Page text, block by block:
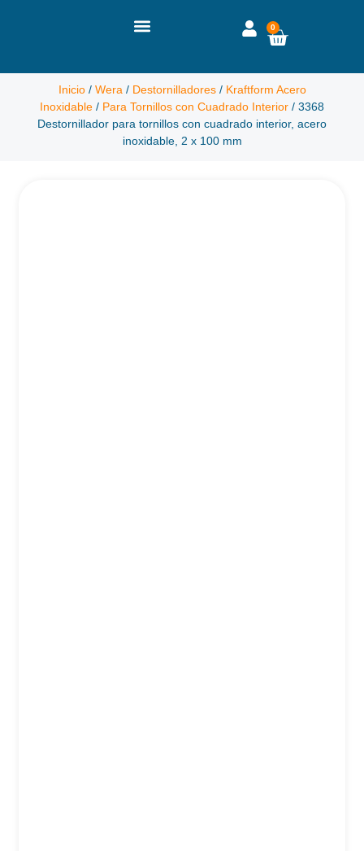
0
Inicio/ Wera / Destornilladores/ Kraftform Acero
Inoxidable / Para Tornillos con Cuadrado Interior / 3368
Destornillador para tornillos con cuadrado interior, acero
inoxidable, 2 x 100 mm